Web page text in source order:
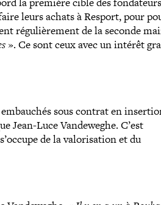
leurs achats à Resport, pour
régu­liè­re­ment de la seconde
». Ce sont ceux avec un intérêt
sous contrat en
Jean-​Luce Vandeweghe. C’est
de la valo­ri­sa­tion et du